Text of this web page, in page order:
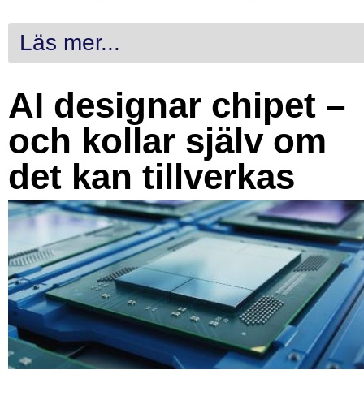
Läs mer...
AI designar chipet –
och kollar själv om
det kan tillverkas